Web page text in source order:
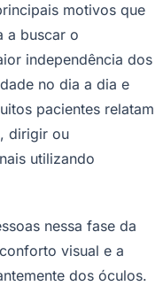
motivos que
a buscar o
independência dos
no dia a dia e
pacientes relatam
dirigir ou
utilizando
nessa fase da
visual e a
dos óculos.